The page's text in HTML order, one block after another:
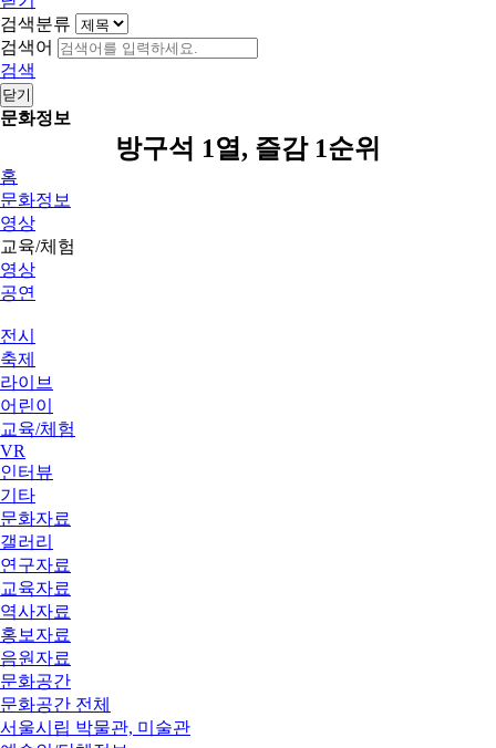
검색분류
검색어
검색
닫기
문화정보
방구석 1열, 즐감 1순위
홈
문화정보
영상
교육/체험
영상
공연
전시
축제
라이브
어린이
교육/체험
VR
인터뷰
기타
문화자료
갤러리
연구자료
교육자료
역사자료
홍보자료
음원자료
문화공간
문화공간 전체
서울시립 박물관, 미술관